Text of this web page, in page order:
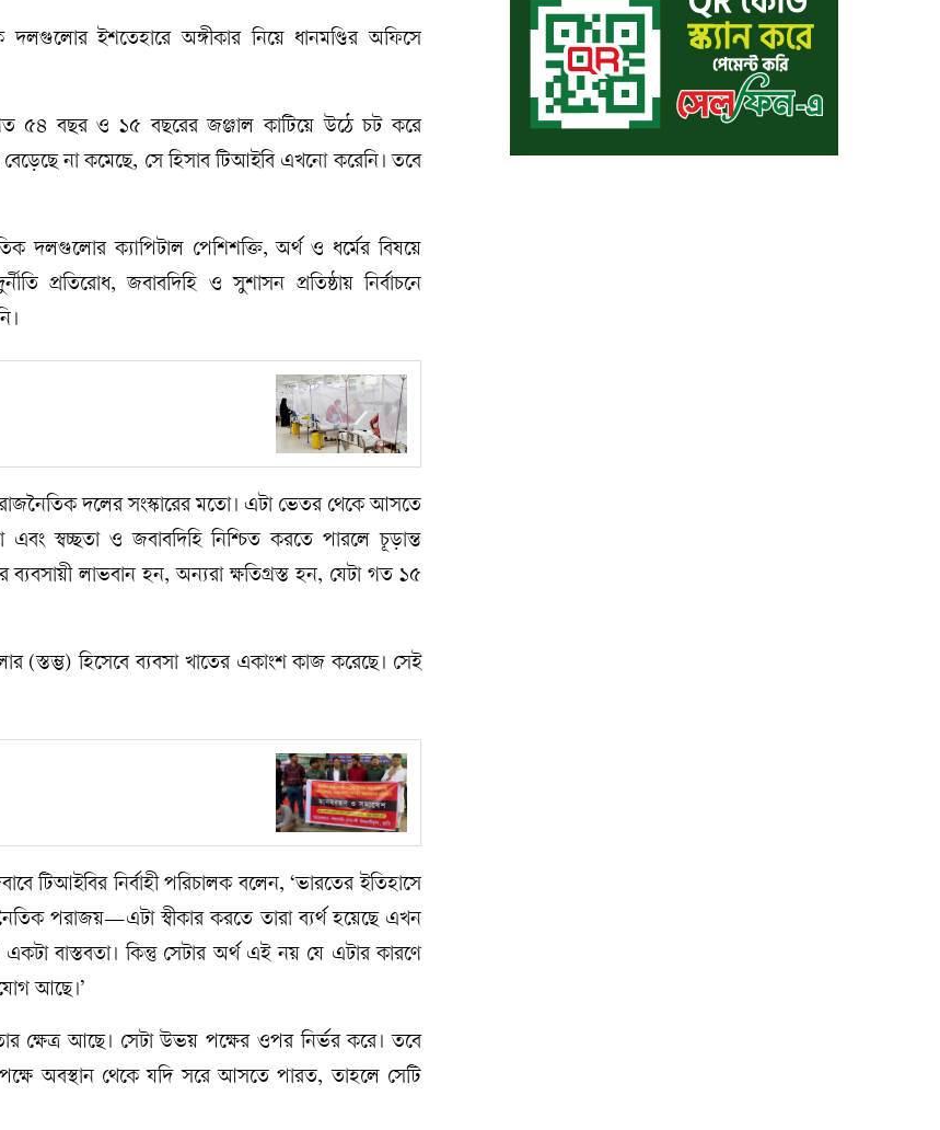
ইশতেহারে অঙ্গীকার নিয়ে ধানমণ্ডির অফিসে
৫৪ বছর ও ১৫ বছরের জঞ্জাল কাটিয়ে উঠে চট করে
না কমেছে, সে হিসাব টিআইবি এখনো করেনি। তবে
দলগুলোর ক্যাপিটাল পেশিশক্তি, অর্থ ও ধর্মের বিষয়ে
প্রতিরোধ, জবাবদিহি ও সুশাসন প্রতিষ্ঠায় নির্বাচনে
রাজনৈতিক দলের সংস্কারের মতো। এটা ভেতর থেকে আসতে
স্বচ্ছতা ও জবাবদিহি নিশ্চিত করতে পারলে চূড়ান্ত
ব্যবসায়ী লাভবান হন, অন্যরা ক্ষতিগ্রস্ত হন, যেটা গত ১৫
(স্তম্ভ) হিসেবে ব্যবসা খাতের একাংশ কাজ করেছে। সেই
টিআইবির নির্বাহী পরিচালক বলেন, ‘ভারতের ইতিহাসে
পরাজয়—এটা স্বীকার করতে তারা ব্যর্থ হয়েছে এখন
বাস্তবতা। কিন্তু সেটার অর্থ এই নয় যে এটার কারণে
আছে।’
ক্ষেত্র আছে। সেটা উভয় পক্ষের ওপর নির্ভর করে। তবে
অবস্থান থেকে যদি সরে আসতে পারত, তাহলে সেটি